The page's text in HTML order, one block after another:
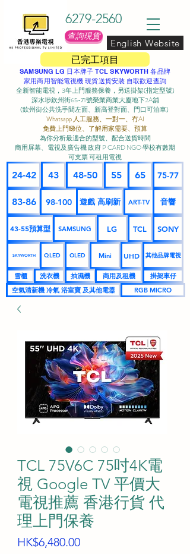
已完工項目
6279-2560
查詢現貨
English Website
SAMSUNG LG 日本牌子 TCL SKYWORTH 各品牌
家用商用智能電視機 現貨送貨安裝 自取歡迎查詢
全新智能電視，3年上門服務保養，另送掛架(指定型號)
深水埗欽州街65-71號榮業商業大廈地下2A舖
(欽州街公共洗手間左面、新高登對面、門口可泊車) ​
Whatsapp 人工服務、一對一、冇AI
免費上門睇位、了解用家需要、預算
為你分析最適合的型號、配合送貨時間
商用屏幕、電視及廣告機 政府 P CARD NGO 學校有數期
可支票 可租用電視
24-42 43 48-50 55 65 75-77
83-86 98-100 遊戲 高刷新 ART-TV 音響
43-55預算型 SAMSUNG LG TCL SONY
SKYWORTH QLED OLED Mini UHD 其他品牌電視
雪櫃 洗衣機 抽濕機 商用及租機
掛架車仔
空氣清新機 冷氣 浴室寶 及其他電器
RGB MICRO
TCL 75V6C 75吋4K電
視 Google TV 平價大
電視推薦 香港行貨 代
理上門保養
HK$6,480.00價